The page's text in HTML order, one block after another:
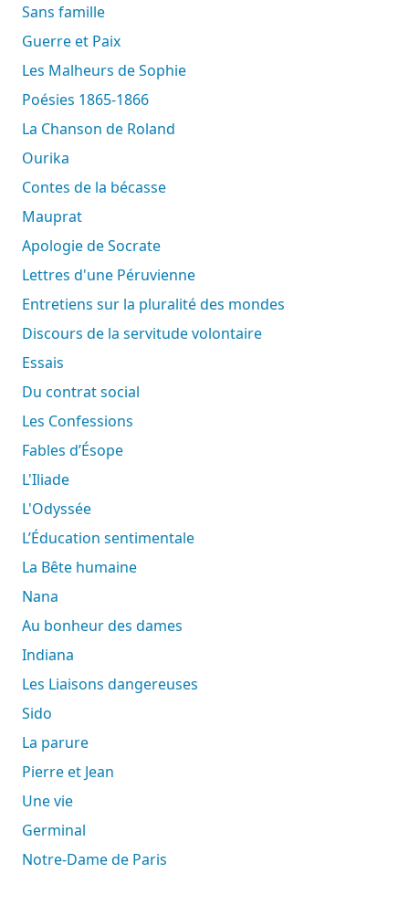
Sans famille
Guerre et Paix
Les Malheurs de Sophie
Poésies 1865-1866
La Chanson de Roland
Ourika
Contes de la bécasse
Mauprat
Apologie de Socrate
Lettres d'une Péruvienne
Entretiens sur la pluralité des mondes
Discours de la servitude volontaire
Essais
Du contrat social
Les Confessions
Fables d’Ésope
L'Iliade
L'Odyssée
L’Éducation sentimentale
La Bête humaine
Nana
Au bonheur des dames
Indiana
Les Liaisons dangereuses
Sido
La parure
Pierre et Jean
Une vie
Germinal
Notre-Dame de Paris